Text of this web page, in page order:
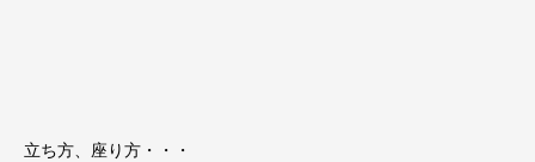
立ち方、座り方・・・